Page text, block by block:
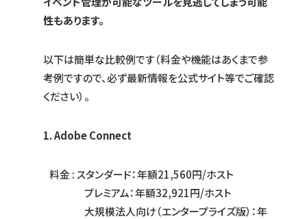
性もあります。
以下は簡単な比較例です（料金や機能はあくまで参
考例ですので、必ず最新情報を公式サイト等でご確認
ください）。
1. Adobe Connect
料金 : スタンダード：年額21,560円/ホスト
プレミアム：年額32,921円/ホスト
大規模法人向け（エンタープライズ版）：年